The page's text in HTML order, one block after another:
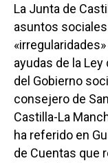
La Junta de
asuntos
ayudas de la
del Gobierno
consejero de
Castilla-La
ha referido en
de Cuentas que